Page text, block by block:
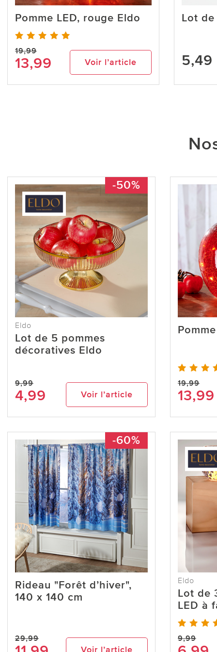
Pomme LED, rouge Eldo
19,99
13,99 Voir l’article
Lot
5,49
-50%
Eldo
Lot de 5 pommes
décoratives Eldo
9,99
4,99 Voir l’article
19,99
13,99
-60%
Rideau "Forêt d’hiver",
140 x 140 cm
29,99
Voir l’article
Eldo
Lot de
LED à
9,99